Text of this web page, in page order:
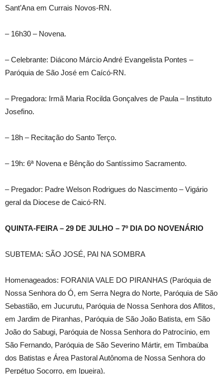
Sant’Ana em Currais Novos-RN.
– 16h30 – Novena.
– Celebrante: Diácono Márcio André Evangelista Pontes –
Paróquia de São José em Caícó-RN.
– Pregadora: Irmã Maria Rocilda Gonçalves de Paula – Instituto
Josefino.
– 18h – Recitação do Santo Terço.
– 19h: 6ª Novena e Bênção do Santíssimo Sacramento.
– Pregador: Padre Welson Rodrigues do Nascimento – Vigário
geral da Diocese de Caicó-RN.
QUINTA-FEIRA – 29 DE JULHO – 7º DIA DO NOVENÁRIO
SUBTEMA: SÃO JOSÉ, PAI NA SOMBRA
Homenageados: FORANIA VALE DO PIRANHAS (Paróquia de
Nossa Senhora do Ó, em Serra Negra do Norte, Paróquia de São
Sebastião, em Jucurutu, Paróquia de Nossa Senhora dos Aflitos,
em Jardim de Piranhas, Paróquia de São João Batista, em São
João do Sabugi, Paróquia de Nossa Senhora do Patrocínio, em
São Fernando, Paróquia de São Severino Mártir, em Timbaúba
dos Batistas e Área Pastoral Autônoma de Nossa Senhora do
Perpétuo Socorro, em Ipueira).